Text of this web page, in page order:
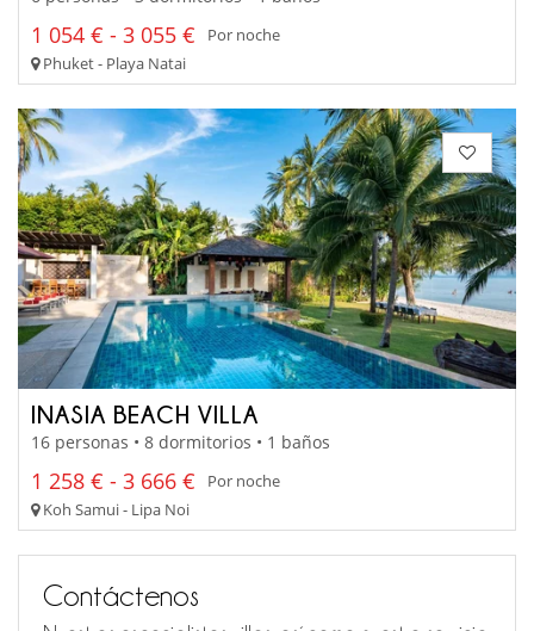
1 054 € - 3 055 €
Por noche
Phuket - Playa Natai
INASIA BEACH VILLA
16 personas • 8 dormitorios • 1 baños
1 258 € - 3 666 €
Por noche
Koh Samui - Lipa Noi
Contáctenos